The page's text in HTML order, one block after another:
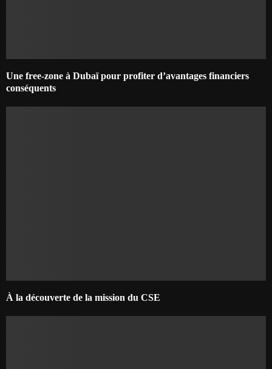
Une free-zone à Dubaï pour profiter d’avantages financiers
conséquents
À la découverte de la mission du CSE